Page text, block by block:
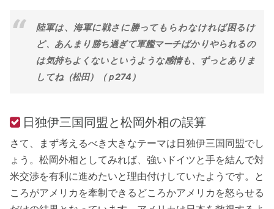
陸軍は、海軍に戦さに勝ってもらわなければ困るけ
ど、あんまり勝ち過ぎて軍艦マーチばかりやられるの
は気持ちよくないというような感情も、ずっとありま
してね（松田）（ｐ274）
日独伊三国同盟と松岡外相の誤算
さて、まず考えるべき大きなテーマは日独伊三国同盟でし
ょう。松岡外相としてみれば、強いドイツと手を結んで対
米交渉を有利に進めたいと理由付けしていたようです。と
ころがアメリカを牽制できるどころかアメリカを怒らせる